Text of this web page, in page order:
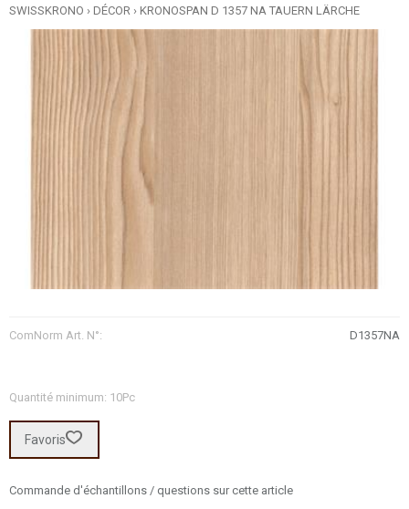
SWISSKRONO › DÉCOR › KRONOSPAN D 1357 NA TAUERN LÄRCHE
ComNorm Art. N°: D1357NA
Quantité minimum: 10Pc
Favoris
Commande d'échantillons / questions sur cette article